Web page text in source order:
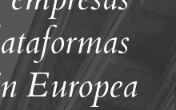
Europea